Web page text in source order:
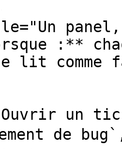
:**
lit comme
un
de